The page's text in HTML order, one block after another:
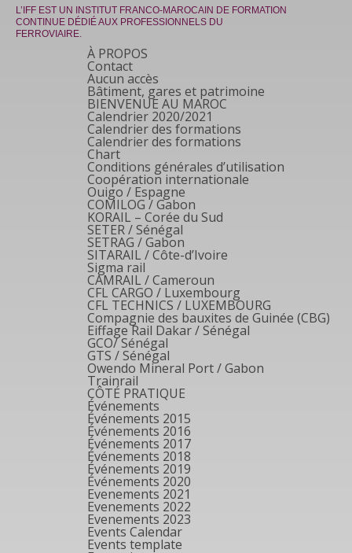
L’IFF EST UN INSTITUT FRANCO-MAROCAIN DE FORMATION
CONTINUE DÉDIÉ AUX PROFESSIONNELS DU
FERROVIAIRE.
À PROPOS
Contact
Aucun accès
Bâtiment, gares et patrimoine
BIENVENUE AU MAROC
Calendrier 2020/2021
Calendrier des formations
Calendrier des formations
Chart
Conditions générales d’utilisation
Coopération internationale
Ouigo / Espagne
COMILOG / Gabon
KORAIL – Corée du Sud
SETER / Sénégal
SETRAG / Gabon
SITARAIL / Côte-d’Ivoire
Sigma rail
CAMRAIL / Cameroun
CFL CARGO / Luxembourg
CFL TECHNICS / LUXEMBOURG
Compagnie des bauxites de Guinée (CBG)
Eiffage Rail Dakar / Sénégal
GCO/ Sénégal
GTS / Sénégal
Owendo Mineral Port / Gabon
Trainrail
CÔTÉ PRATIQUE
Événements
Événements 2015
Événements 2016
Événements 2017
Événements 2018
Événements 2019
Événements 2020
Evenements 2021
Evenements 2022
Evenements 2023
Events Calendar
Events template